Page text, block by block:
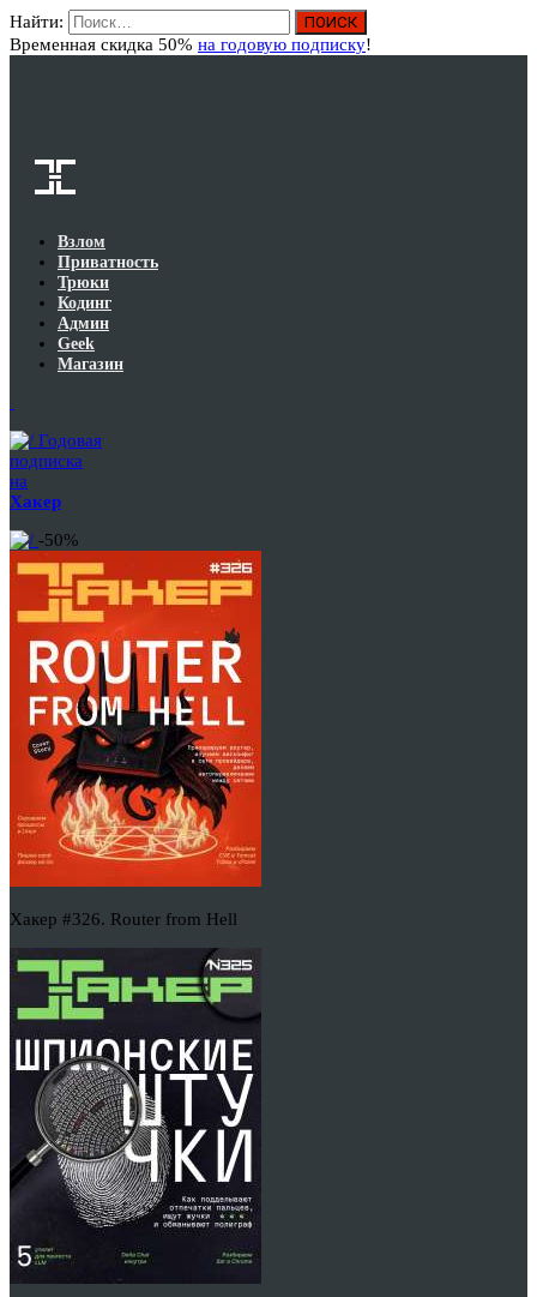
Найти:
Временная скидка 50% на годовую подписку!
Взлом
Приватность
Трюки
Кодинг
Админ
Geek
Магазин
Годовая
подписка
на
Хакер
-50%
Хакер #326. Router from Hell